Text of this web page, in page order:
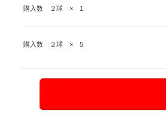
購入数 ２球 × 1
購入数 ２球 × 5